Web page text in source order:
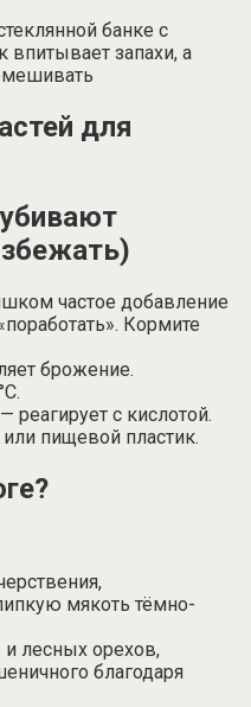
банке с
запахи, а
частое добавление
Кормите
брожение.
— реагирует с кислотой.
пищевой пластик.
мякоть тёмно-
и лесных орехов,
благодаря